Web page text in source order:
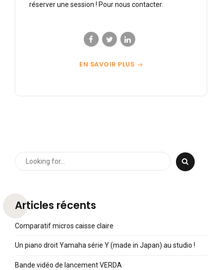
réserver une session ! Pour nous contacter.
EN SAVOIR PLUS
Articles récents
Comparatif micros caisse claire
Un piano droit Yamaha série Y (made in Japan) au studio !
Bande vidéo de lancement VERDA